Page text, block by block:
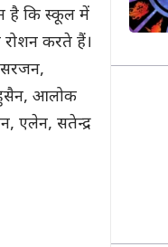
है कि स्कूल में
रोशन करते हैं।
सरजन,
आलोक
एलेन, सतेन्द्र